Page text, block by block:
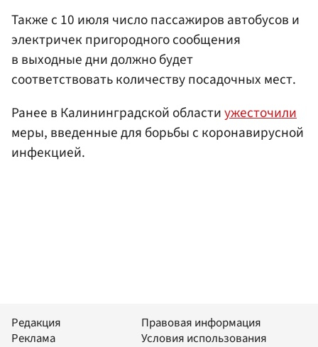
Также с 10 июля число пассажиров автобусов и
электричек пригородного сообщения
в выходные дни должно будет
соответствовать количеству посадочных мест.
Ранее в Калининградской областиужесточили
меры, введенные для борьбы с коронавирусной
инфекцией.
Редакция
Реклама
Правовая информация
Условия использования